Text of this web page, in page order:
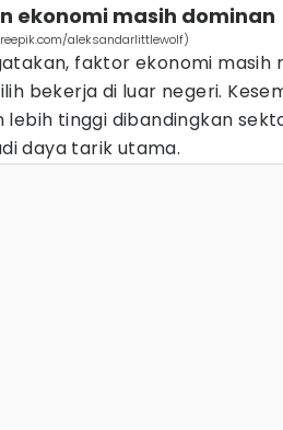
ekonomi masih dominan
aleksandarlittlewolf)
faktor ekonomi masih
bekerja di luar negeri.
lebih tinggi dibandingkan
daya tarik utama.